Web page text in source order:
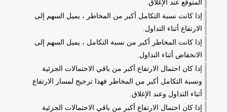
المتوقع عند الإغلاق.
إذا كانت نسبة التكامل أكبر من المخاطر ، يميل السهم إلى
الارتفاع أثناء التداول.
إذا كانت المخاطر أكبر من نسبة التكامل ، يميل السهم إلى
الانخفاض أثناء التداول.
إذا كان احتمال الارتفاع أكبر من باقي الاحتمالات الجزئية
ونسبة التكامل أكبر من المخاطر فهذا ترجيح لمسار الارتفاع
أثناء التداول وعند الإغلاق.
إذا كان احتمال الارتفاع أكبر من باقي الاحتمالات الجزئية